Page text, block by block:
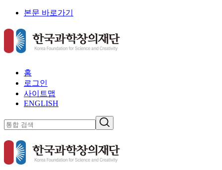
본문 바로가기
홈
로그인
사이트맵
ENGLISH